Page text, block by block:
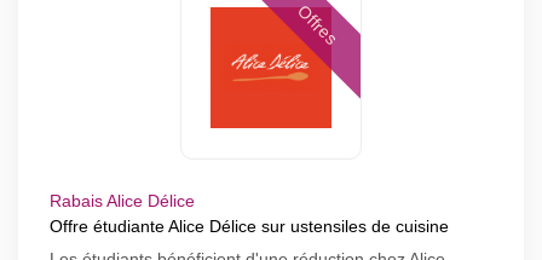
Offres
Rabais Alice Délice
Offre étudiante Alice Délice sur ustensiles de cuisine